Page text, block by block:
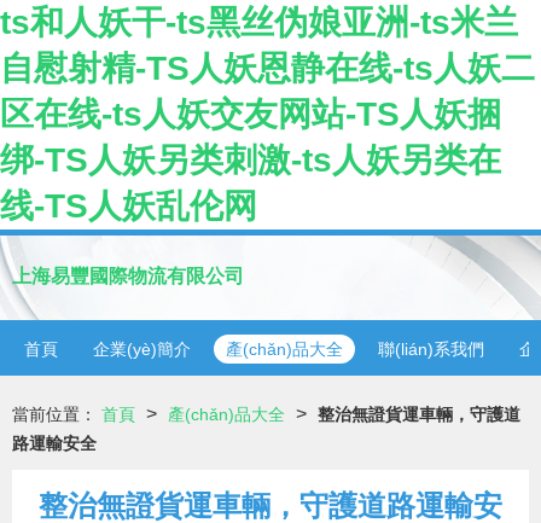
ts和人妖干-ts黑丝伪娘亚洲-ts米兰
自慰射精-TS人妖恩静在线-ts人妖二
区在线-ts人妖交友网站-TS人妖捆
绑-TS人妖另类刺激-ts人妖另类在
线-TS人妖乱伦网
上海易豐國際物流有限公司
首頁 企業(yè)簡介 產(chǎn)品大全 聯(lián)系我們 企
當前位置： 首頁 > 產(chǎn)品大全 > 整治無證貨運車輛，守護道
路運輸安全
整治無證貨運車輛，守護道路運輸安